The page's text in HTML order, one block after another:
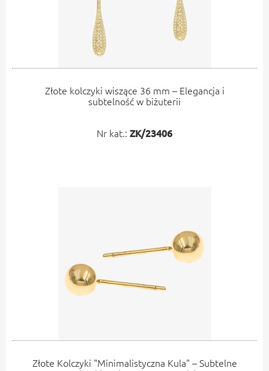
Złote kolczyki wiszące 36 mm – Elegancja i
subtelność w biżuterii
Nr kat.: ZK/23406
Złote Kolczyki "Minimalistyczna Kula" – Subtelne